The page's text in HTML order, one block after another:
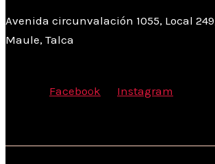
Avenida circunvalación 1055, Local
Maule, Talca
Facebook Instagram